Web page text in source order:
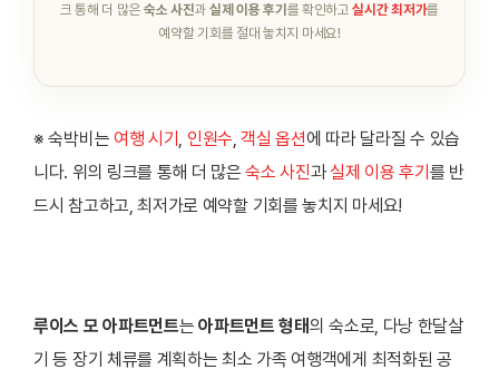
크 통해 더 많은 숙소 사진과 실제 이용 후기 를 확인하고실시간 최저가를
예약할 기회를 절대 놓치지 마세요!
※ 숙박비는 여행 시기 , 인원수, 객실 옵션에 따라 달라질 수 있습
니다. 위의 링크를 통해 더 많은 숙소 사진과실제 이용 후기 를 반
드시 참고하고, 최저가로 예약할 기회를 놓치지 마세요!
루이스 모 아파트먼트는아파트먼트 형태의 숙소로, 다낭 한달살
기 등 장기 체류를 계획하는 최소 가족 여행객에게 최적화된 공